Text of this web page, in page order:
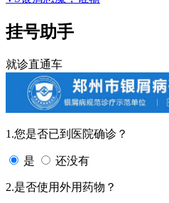
挂号助手
就诊直通车
1.您是否已到医院确诊？
是 还没有
2.是否使用外用药物？